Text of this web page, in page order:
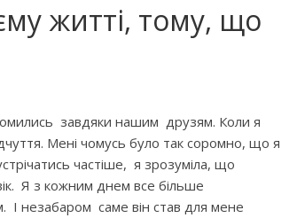
житті, тому, що
завдяки нашим друзям. Коли я
Мені чомусь було так соромно, що я
частіше, я зрозуміла, що
Я з кожним днем все більше
незабаром саме він став для мене